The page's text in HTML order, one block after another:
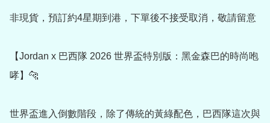
非現貨，預訂約4星期到港，下單後不接受取消，敬請留意
【Jordan x 巴西隊 2026 世界盃特別版：黑金森巴的時尚咆
哮】🐆
世界盃進入倒數階段，除了傳統的黃綠配色，巴西隊這次與